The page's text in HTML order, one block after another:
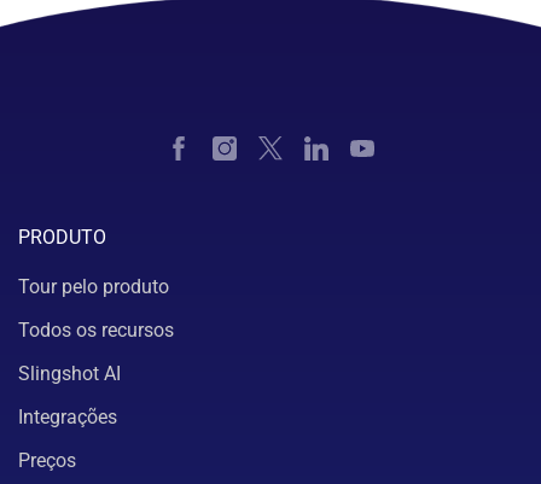
PRODUTO
Tour pelo produto
Todos os recursos
Slingshot AI
Integrações
Preços